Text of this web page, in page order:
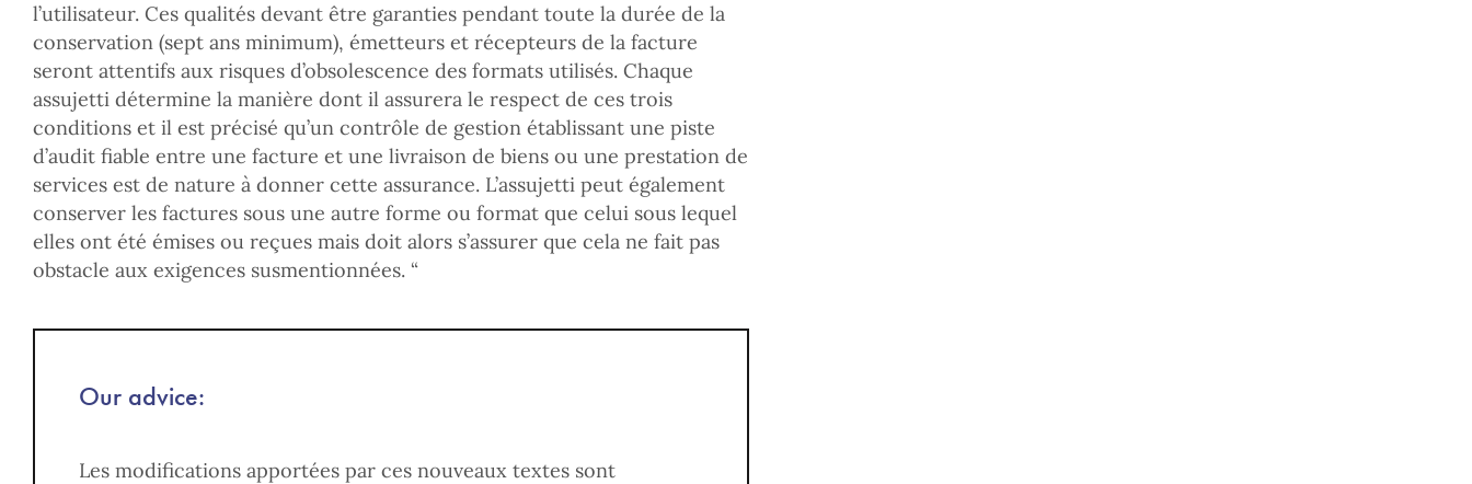
l’utilisateur. Ces qualités devant être garanties pendant toute la durée de la
conservation (sept ans minimum), émetteurs et récepteurs de la facture
seront attentifs aux risques d’obsolescence des formats utilisés. Chaque
assujetti détermine la manière dont il assurera le respect de ces trois
conditions et il est précisé qu’un contrôle de gestion établissant une piste
d’audit fiable entre une facture et une livraison de biens ou une prestation de
services est de nature à donner cette assurance. L’assujetti peut également
conserver les factures sous une autre forme ou format que celui sous lequel
elles ont été émises ou reçues mais doit alors s’assurer que cela ne fait pas
obstacle aux exigences susmentionnées. “
Our advice:
Les modifications apportées par ces nouveaux textes sont